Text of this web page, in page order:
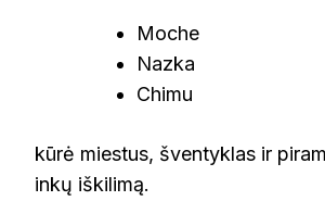
Moche
Nazka
Chimu
kūrė miestus, šventyklas ir
inkų iškilimą.